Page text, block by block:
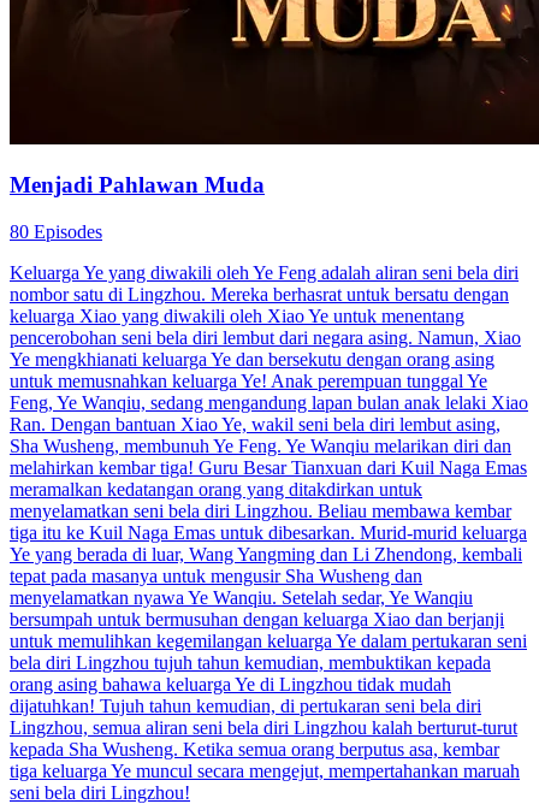
Menjadi Pahlawan Muda
80 Episodes
Keluarga Ye yang diwakili oleh Ye Feng adalah aliran seni bela diri
nombor satu di Lingzhou. Mereka berhasrat untuk bersatu dengan
keluarga Xiao yang diwakili oleh Xiao Ye untuk menentang
pencerobohan seni bela diri lembut dari negara asing. Namun, Xiao
Ye mengkhianati keluarga Ye dan bersekutu dengan orang asing
untuk memusnahkan keluarga Ye! Anak perempuan tunggal Ye
Feng, Ye Wanqiu, sedang mengandung lapan bulan anak lelaki Xiao
Ran. Dengan bantuan Xiao Ye, wakil seni bela diri lembut asing,
Sha Wusheng, membunuh Ye Feng. Ye Wanqiu melarikan diri dan
melahirkan kembar tiga! Guru Besar Tianxuan dari Kuil Naga Emas
meramalkan kedatangan orang yang ditakdirkan untuk
menyelamatkan seni bela diri Lingzhou. Beliau membawa kembar
tiga itu ke Kuil Naga Emas untuk dibesarkan. Murid-murid keluarga
Ye yang berada di luar, Wang Yangming dan Li Zhendong, kembali
tepat pada masanya untuk mengusir Sha Wusheng dan
menyelamatkan nyawa Ye Wanqiu. Setelah sedar, Ye Wanqiu
bersumpah untuk bermusuhan dengan keluarga Xiao dan berjanji
untuk memulihkan kegemilangan keluarga Ye dalam pertukaran seni
bela diri Lingzhou tujuh tahun kemudian, membuktikan kepada
orang asing bahawa keluarga Ye di Lingzhou tidak mudah
dijatuhkan! Tujuh tahun kemudian, di pertukaran seni bela diri
Lingzhou, semua aliran seni bela diri Lingzhou kalah berturut-turut
kepada Sha Wusheng. Ketika semua orang berputus asa, kembar
tiga keluarga Ye muncul secara mengejut, mempertahankan maruah
seni bela diri Lingzhou!